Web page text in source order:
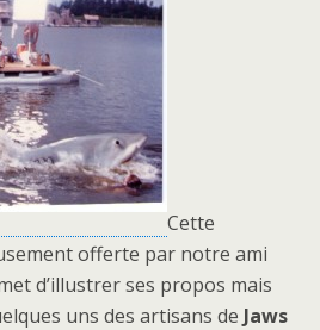
Cette
offerte par notre ami
d’illustrer ses propos mais
uns des artisans de Jaws